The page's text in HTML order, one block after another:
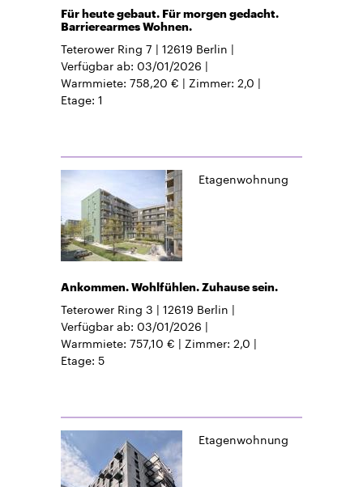
Für heute gebaut. Für morgen gedacht.
Barrierearmes Wohnen.
Teterower Ring 7 12619 Berlin
Verfügbar ab 03/01/2026
Warmmiete 758,20 € Zimmer 2,0
Etage 1
Etagenwohnung
Ankommen. Wohlfühlen. Zuhause sein.
Teterower Ring 3 12619 Berlin
Verfügbar ab 03/01/2026
Warmmiete 757,10 € Zimmer 2,0
Etage 5
Etagenwohnung